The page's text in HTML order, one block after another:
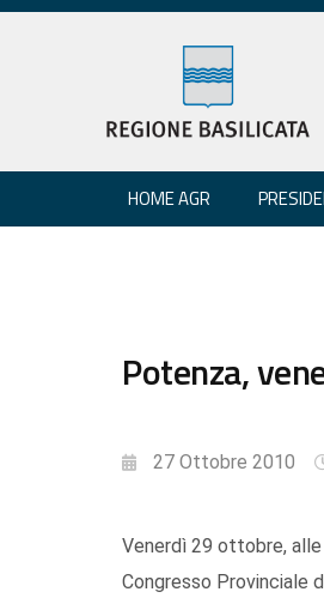
HOME AGR
Potenza,
27 Ottobre 2010
Venerdì 29 ottobre,
Congresso Provinciale